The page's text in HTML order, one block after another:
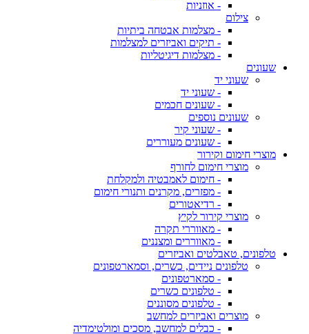
- אוזניות
צילום
- מצלמות אבטחה ביתיות
- תיקים ואביזרים למצלמות
- מצלמות דיגיטליות
שעונים
שעוני יד
- שעוני יד
- שעונים חכמים
שעונים נוספים
- שעוני קיר
- שעונים מעוררים
מוצרי חימום וקירור
מוצרי חימום לחורף
- חימום לאמבטיה ולמקלחת
- מפזרים, מקרנים ותנורי חימום
- רדיאטורים
מוצרי קירור לקיץ
- מאווררי תקרה
- מאווררים ומצננים
טלפונים, טאבלטים ואביזרים
טלפונים ניידים, כשרים, וסמארטפונים
- סמארטפונים
- טלפונים כשרים
- טלפונים מסוננים
מוצרים ואביזרים למחשב
- כבלים למחשב, מסכים ומולטימדיה